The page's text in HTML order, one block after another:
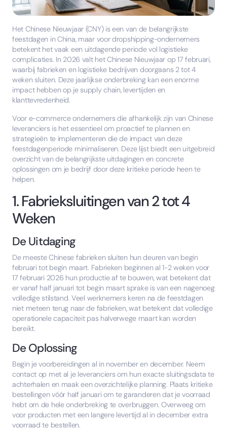
Het Chinese Nieuwjaar (CNY) is een van de belangrijkste
feestdagen in China, maar voor dropshipping-ondernemers
betekent het vaak een uitdagende periode vol logistieke
complicaties. In 2026 valt het Chinese Nieuwjaar op 17 februari,
waarbij fabrieken en logistieke bedrijven doorgaans 2 tot 4
weken sluiten. Deze jaarlijkse onderbreking kan een enorme
impact hebben op je supply chain, levertijden en
klanttevredenheid.
Voor e-commerce ondernemers die afhankelijk zijn van Chinese
leveranciers is het essentieel om proactief te plannen en
strategieën te implementeren die de impact van deze
feestdagenperiode minimaliseren. Deze lijst biedt een uitgebreid
overzicht van de belangrijkste uitdagingen en concrete
oplossingen om je bedrijf door deze kritieke periode heen te
helpen.
1. Fabrieksluitingen van 2 tot 4
Weken
De Uitdaging
De meeste Chinese fabrieken sluiten hun deuren van begin
februari tot begin maart. Fabrieken beginnen al 1-2 weken voor
17 februari 2026 hun productie af te bouwen, wat betekent dat
er vanaf half januari tot begin maart sprake is van een nagenoeg
volledige stilstand. Veel werknemers keren na de feestdagen
niet meteen terug naar de fabrieken, wat betekent dat volledige
operationele capaciteit pas halverwege maart kan worden
bereikt.
De Oplossing
Begin je voorbereidingen al in november en december. Neem
contact op met al je leveranciers om hun exacte sluitingsdata te
achterhalen en maak een overzichtelijke planning. Plaats kritieke
bestellingen vóór half januari om te garanderen dat je voorraad
hebt om de hele onderbreking te overbruggen. Overweeg om
voor producten met een langere levertijd al in december extra
voorraad te bestellen.